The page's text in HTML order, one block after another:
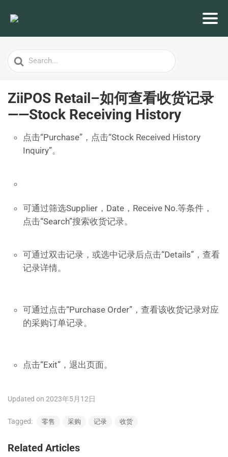
Search
For
ZiiPOS Retail–如何查看收货记录
——Stock Receiving History
点击“Purchase”，点击“Stock Received History
Inquiry”。
可通过筛选Supplier，Date，Receive No.等条件，
点击“Search”搜索收货记录。
可通过双击记录，或选中记录后点击“Details”，查看
记录详情。
可通过点击“Purchase Order”，查看该收货记录对应
的采购订单记录。
点击“Exit”，退出页面。
Updated on 2023年5月12日
Tagged: 零售 采购 记录 收货
Related Articles